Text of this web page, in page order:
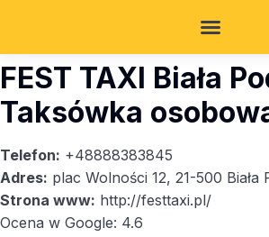
FEST TAXI Biała
Taksówka
Telefon: +48888383845
Adres: plac Wolności 12, 21-500 Biała
Strona www: http://festtaxi.pl/
Ocena w Google: 4.6